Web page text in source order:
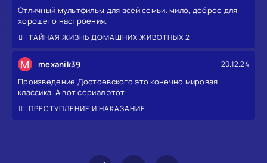
Отличный мультфильм для всей семьи. мило, доброе для
хорошего настроения.
ТАЙНАЯ ЖИЗНЬ ДОМАШНИХ ЖИВОТНЫХ 2
M mexanik39 20.12.24
Произведение Достоевского это конечно мировая
классика. А вот сериал этот
ПРЕСТУПЛЕНИЕ И НАКАЗАНИЕ